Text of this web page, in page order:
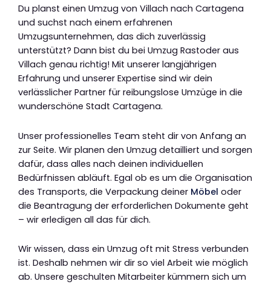
Du planst einen Umzug von Villach nach Cartagena
und suchst nach einem erfahrenen
Umzugsunternehmen, das dich zuverlässig
unterstützt? Dann bist du bei Umzug Rastoder aus
Villach genau richtig! Mit unserer langjährigen
Erfahrung und unserer Expertise sind wir dein
verlässlicher Partner für reibungslose Umzüge in die
wunderschöne Stadt Cartagena.
Unser professionelles Team steht dir von Anfang an
zur Seite. Wir planen den Umzug detailliert und sorgen
dafür, dass alles nach deinen individuellen
Bedürfnissen abläuft. Egal ob es um die Organisation
des Transports, die Verpackung deiner Möbel oder
die Beantragung der erforderlichen Dokumente geht
– wir erledigen all das für dich.
Wir wissen, dass ein Umzug oft mit Stress verbunden
ist. Deshalb nehmen wir dir so viel Arbeit wie möglich
ab. Unsere geschulten Mitarbeiter kümmern sich um